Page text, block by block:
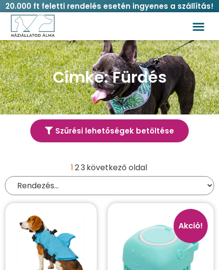
20.000 ft feletti rendelés esetén ingyenes a szállítás!
Címke: Fürdés
123 következő oldal
Akció!
Szűrési lehetőségek betöltése
Termék kereső
Összes
Akvarisztika